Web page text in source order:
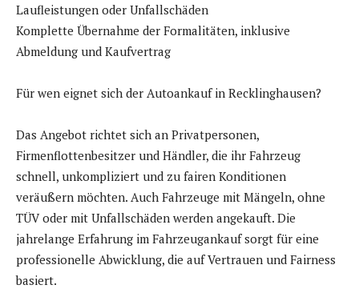
Laufleistungen oder Unfallschäden
Komplette Übernahme der Formalitäten, inklusive
Abmeldung und Kaufvertrag
Für wen eignet sich der Autoankauf in Recklinghausen?
Das Angebot richtet sich an Privatpersonen,
Firmenflottenbesitzer und Händler, die ihr Fahrzeug
schnell, unkompliziert und zu fairen Konditionen
veräußern möchten. Auch Fahrzeuge mit Mängeln, ohne
TÜV oder mit Unfallschäden werden angekauft. Die
jahrelange Erfahrung im Fahrzeugankauf sorgt für eine
professionelle Abwicklung, die auf Vertrauen und Fairness
basiert.